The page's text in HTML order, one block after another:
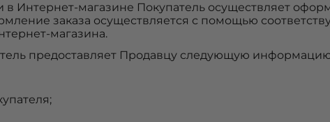
Интернет-магазине Покупатель осуществляет
заказа осуществляется с помощью
магазина.
предоставляет Продавцу следующую